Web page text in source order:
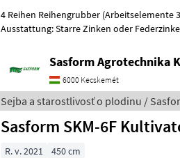
4 Reihen Reihengrubber (Arbeitselemente
Ausstattung: Starre Zinken oder Federzinken (Optional mit
Sasform Agrotechnika
6000 Kecskemét
Sejba a starostlivosť o plodinu /
Sasform SKM-6F
R. v. 2021 450 cm